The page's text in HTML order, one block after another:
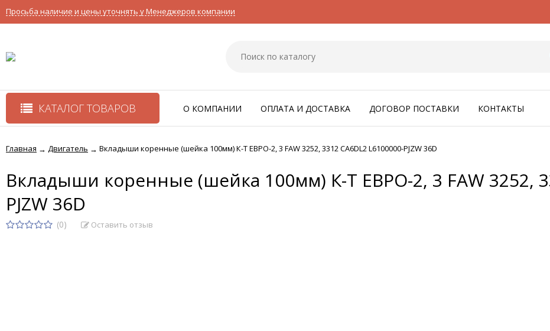
Просьба наличие и цены уточнять у Менеджеров компании
КАТАЛОГ ТОВАРОВ О КОМПАНИИ ОПЛАТА И ДОСТАВКА ДОГОВОР ПОСТАВКИ КОНТАКТЫ
Главная → Двигатель → Вкладыши коренные (шейка 100мм) К-T ЕВРО-2, 3 FAW 3252, 3312 CA6DL2 L6100000-PJZW 36D
Вкладыши коренные (шейка 100мм) К-T ЕВРО-2, 3 FAW 3252,
PJZW 36D
(0) Оставить отзыв